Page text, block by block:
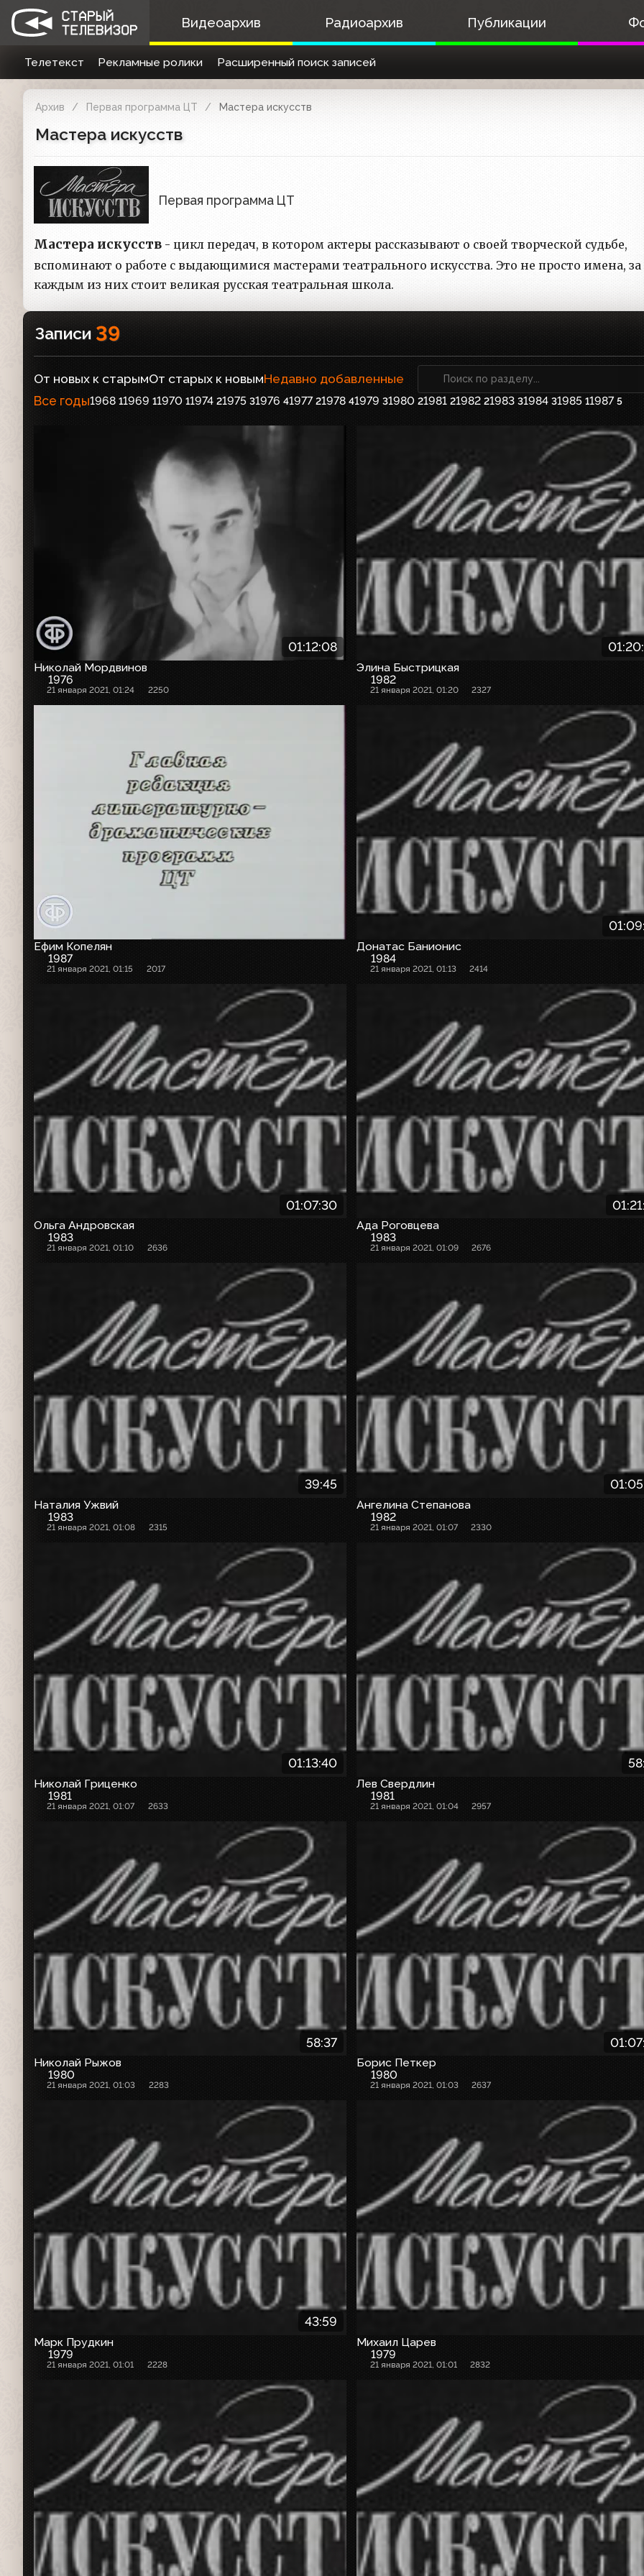
Видеоархив Радиоархив Публикации
Телетекст Рекламные ролики Расширенный поиск записей
Архив Первая программа ЦТ Мастера искусств
Мастера искусств
Первая программа ЦТ
Мастера искусств - цикл передач, в котором актеры рассказывают о своей творческой судьбе,
вспоминают о работе с выдающимися мастерами театрального искусства. Это не просто имена, за
каждым из них стоит великая русская театральная школа.
Записи 39
От новых к старымОт старых к новымНедавно добавленные
Все годы1968 11969 11970 11974 21975 31976 41977 21978 41979 31980 21981 21982 21983 31984 31985 11987 5
01:12:08
Николай Мордвинов
1976
21 января 2021, 01:24 2250
Элина Быстрицкая
1982
21 января 2021, 01:20 2327
Ефим Копелян
1987
21 января 2021, 01:15 2017
Донатас Банионис
1984
21 января 2021, 01:13 2414
01:07:30
Ольга Андровская
1983
21 января 2021, 01:10 2636
Ада Роговцева
1983
21 января 2021, 01:09 2676
39:45
Наталия Ужвий
1983
21 января 2021, 01:08 2315
Ангелина Степанова
1982
21 января 2021, 01:07 2330
01:13:40
Николай Гриценко
1981
21 января 2021, 01:07 2633
Лев Свердлин
1981
21 января 2021, 01:04 2957
58:37
Николай Рыжов
1980
21 января 2021, 01:03 2283
Борис Петкер
1980
21 января 2021, 01:03 2637
43:59
Марк Прудкин
1979
21 января 2021, 01:01 2228
Михаил Царев
1979
21 января 2021, 01:01 2832